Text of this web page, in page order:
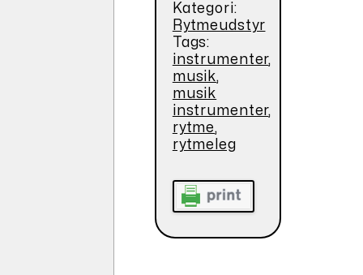
Kategori:
Rytmeudstyr
Tags:
instrumenter,
musik,
musik
instrumenter,
rytme,
rytmeleg